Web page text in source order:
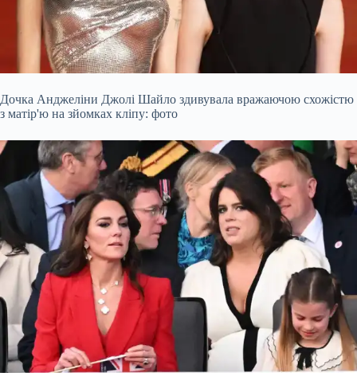
Дочка Анджеліни Джолі Шайло здивувала вражаючою схожістю
з матір'ю на зйомках кліпу: фото